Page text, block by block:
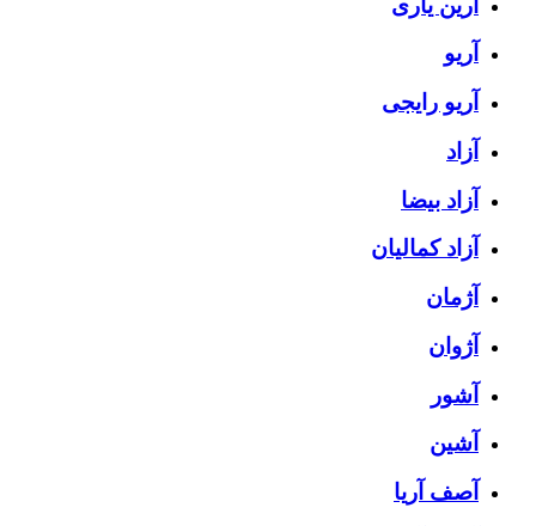
آرین یاری
آریو
آریو رایجی
آزاد
آزاد بیضا
آزاد کمالیان
آژمان
آژوان
آشور
آشین
آصف آریا